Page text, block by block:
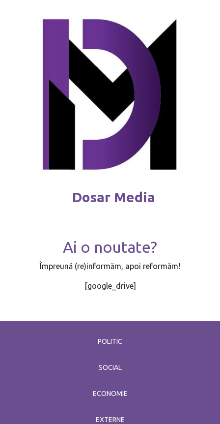
Reguli noi pentru deținătorii de câini
februarie 4 / 2026
Dosar Media
Ai o noutate?
Împreună (re)informăm, apoi reformăm!
[google_drive]
POLITIC
SOCIAL
ECONOMIE
EXTERNE